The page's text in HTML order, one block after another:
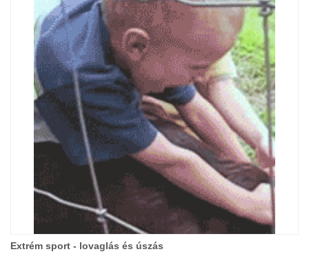
Extrém sport - lovaglás és úszás